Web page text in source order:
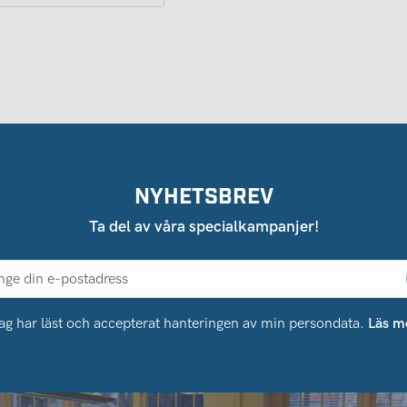
NYHETSBREV
Ta del av våra specialkampanjer!
har läst och accepterat hanteringen av min persondata. Läs